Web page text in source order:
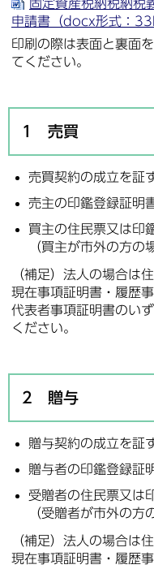
固定資産税納税納税
申請書（docx形式：
印刷の際は表面と裏面
てください。
1 売買
売買契約の成立を証
売主の印鑑登録証明
買主の住民票又は印
（買主が市外の方の
（補足）法人の場合は
現在事項証明書・履歴
代表者事項証明書のい
ください。
2 贈与
贈与契約の成立を証
贈与者の印鑑登録証
受贈者の住民票又は
（受贈者が市外の方
（補足）法人の場合は
現在事項証明書・履歴